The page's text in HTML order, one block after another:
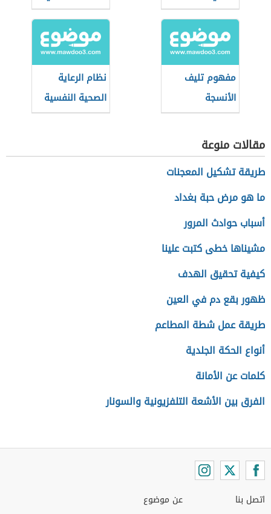
الطبي
طب النساء
والتوليد
مفهوم تليف
الأنسجة
نظام الرعاية
الصحية النفسية
(نظام سعودي)
مقالات منوعة
طريقة تشكيل المعجنات
ما هو مرض حبة بغداد
أسباب حوادث المرور
مشيناها خطى كتبت علينا
كيفية تحقيق الهدف
ظهور بقع دم في العين
طريقة عمل شطة المطاعم
أنواع الحكة الجلدية
كلمات عن الأمانة
الفرق بين الأشعة التلفزيونية والسونار
اتصل بنا عن موضوع